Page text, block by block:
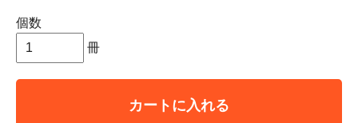
個数
冊
カートに入れる